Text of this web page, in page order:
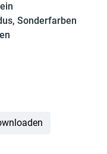
Sonderfarben